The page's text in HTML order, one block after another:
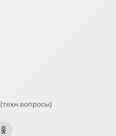
(техн.вопросы)